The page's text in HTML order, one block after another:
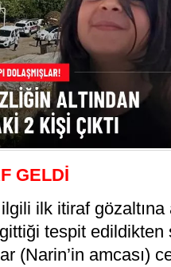
GELDİ
ilk itiraf gözaltına
tespit edildikten
(Narin’in amcası)